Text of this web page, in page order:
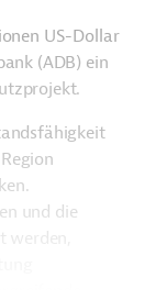
US-Dollar
(ADB) ein
und die